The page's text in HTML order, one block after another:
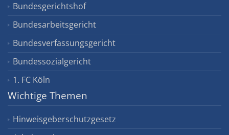
Bundesgerichtshof
Bundesarbeitsgericht
Bundesverfassungsgericht
Bundessozialgericht
1. FC Köln
Wichtige Themen
Hinweisgeberschutzgesetz